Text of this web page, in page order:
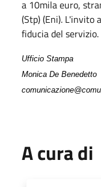
a 10mila euro,
(Stp) (Eni). L'invito
fiducia del servizio.
Ufficio Stampa
Monica De Benedetto
A cura di